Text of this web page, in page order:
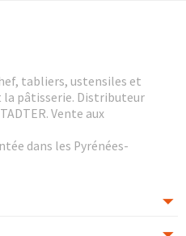
tabliers, ustensiles et
la pâtisserie. Distributeur
Vente aux
dans les Pyrénées-